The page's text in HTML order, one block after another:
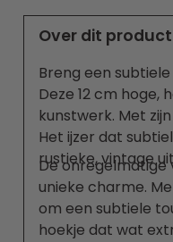
Over dit product
Breng een
Deze 12 cm
kunstwerk. Met
Het ijzer dat
rustieke, vintage
De onregelmatige
unieke charme.
om een subtiele
hoekje dat wat